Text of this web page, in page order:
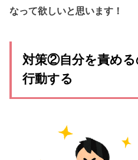
なって欲しいと思います！
対策②自分を責める
行動する